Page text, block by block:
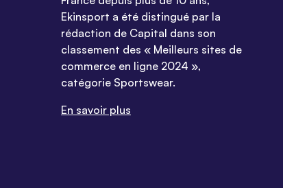
Ekinsport a été distingué par la
rédaction de Capital dans son
classement des « Meilleurs sites de
commerce en ligne 2024 »,
catégorie Sportswear.
En savoir plus